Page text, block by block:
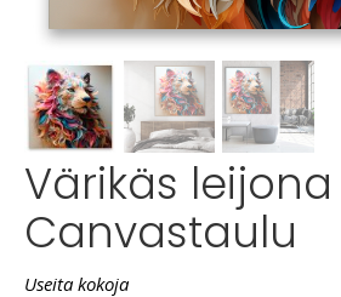
Värikäs
Canvastaulu
Useita kokoja